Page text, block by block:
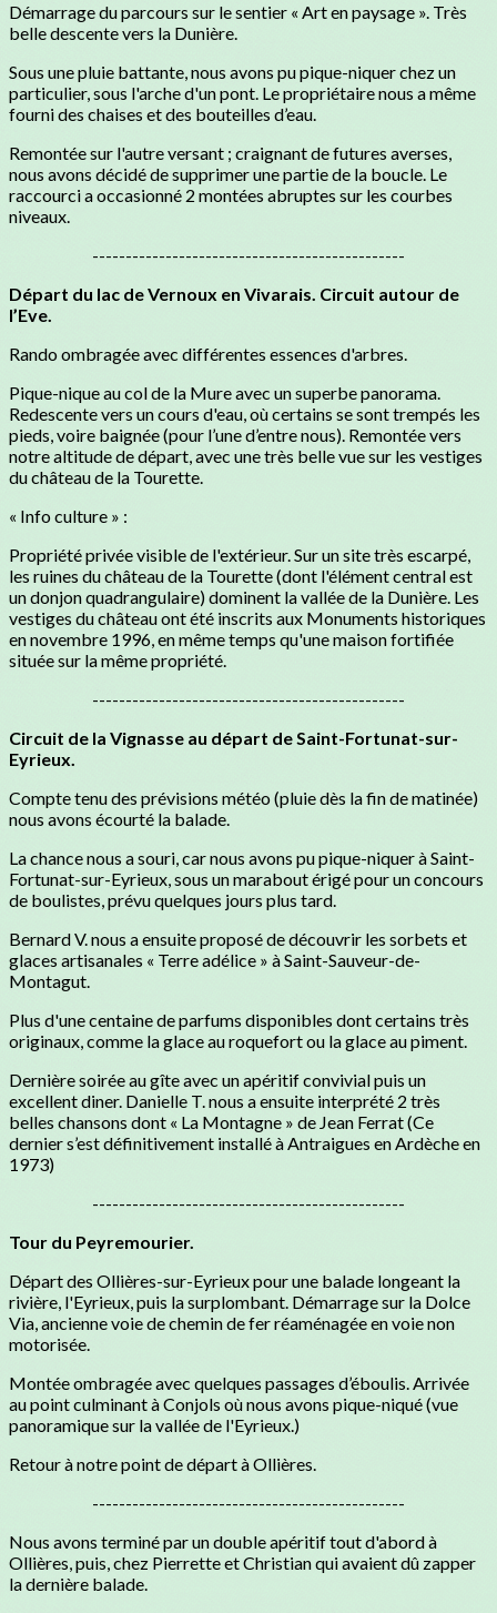
Démarrage du parcours sur le sentier « Art en paysage ». Très
belle descente vers la Dunière.
Sous une pluie battante, nous avons pu pique-niquer chez un
particulier, sous l'arche d'un pont. Le propriétaire nous a même
fourni des chaises et des bouteilles d’eau.
Remontée sur l'autre versant ; craignant de futures averses,
nous avons décidé de supprimer une partie de la boucle. Le
raccourci a occasionné 2 montées abruptes sur les courbes
niveaux.
-----------------------------------------------
Départ du lac de Vernoux en Vivarais. Circuit autour de
l’Eve.
Rando ombragée avec différentes essences d'arbres.
Pique-nique au col de la Mure avec un superbe panorama.
Redescente vers un cours d'eau, où certains se sont trempés les
pieds, voire baignée (pour l’une d’entre nous). Remontée vers
notre altitude de départ, avec une très belle vue sur les vestiges
du château de la Tourette.
« Info culture » :
Propriété privée visible de l'extérieur. Sur un site très escarpé,
les ruines du château de la Tourette (dont l'élément central est
un donjon quadrangulaire) dominent la vallée de la Dunière. Les
vestiges du château ont été inscrits aux Monuments historiques
en novembre 1996, en même temps qu'une maison fortifiée
située sur la même propriété.
-----------------------------------------------
Circuit de la Vignasse au départ de Saint-Fortunat-sur-
Eyrieux.
Compte tenu des prévisions météo (pluie dès la fin de matinée)
nous avons écourté la balade.
La chance nous a souri, car nous avons pu pique-niquer à Saint-
Fortunat-sur-Eyrieux, sous un marabout érigé pour un concours
de boulistes, prévu quelques jours plus tard.
Bernard V. nous a ensuite proposé de découvrir les sorbets et
glaces artisanales « Terre adélice » à Saint-Sauveur-de-
Montagut.
Plus d'une centaine de parfums disponibles dont certains très
originaux, comme la glace au roquefort ou la glace au piment.
Dernière soirée au gîte avec un apéritif convivial puis un
excellent diner. Danielle T. nous a ensuite interprété 2 très
belles chansons dont « La Montagne » de Jean Ferrat (Ce
dernier s’est définitivement installé à Antraigues en Ardèche en
1973)
-----------------------------------------------
Tour du Peyremourier.
Départ des Ollières-sur-Eyrieux pour une balade longeant la
rivière, l'Eyrieux, puis la surplombant. Démarrage sur la Dolce
Via, ancienne voie de chemin de fer réaménagée en voie non
motorisée.
Montée ombragée avec quelques passages d’éboulis. Arrivée
au point culminant à Conjols où nous avons pique-niqué (vue
panoramique sur la vallée de l'Eyrieux.)
Retour à notre point de départ à Ollières.
-----------------------------------------------
Nous avons terminé par un double apéritif tout d'abord à
Ollières, puis, chez Pierrette et Christian qui avaient dû zapper
la dernière balade.